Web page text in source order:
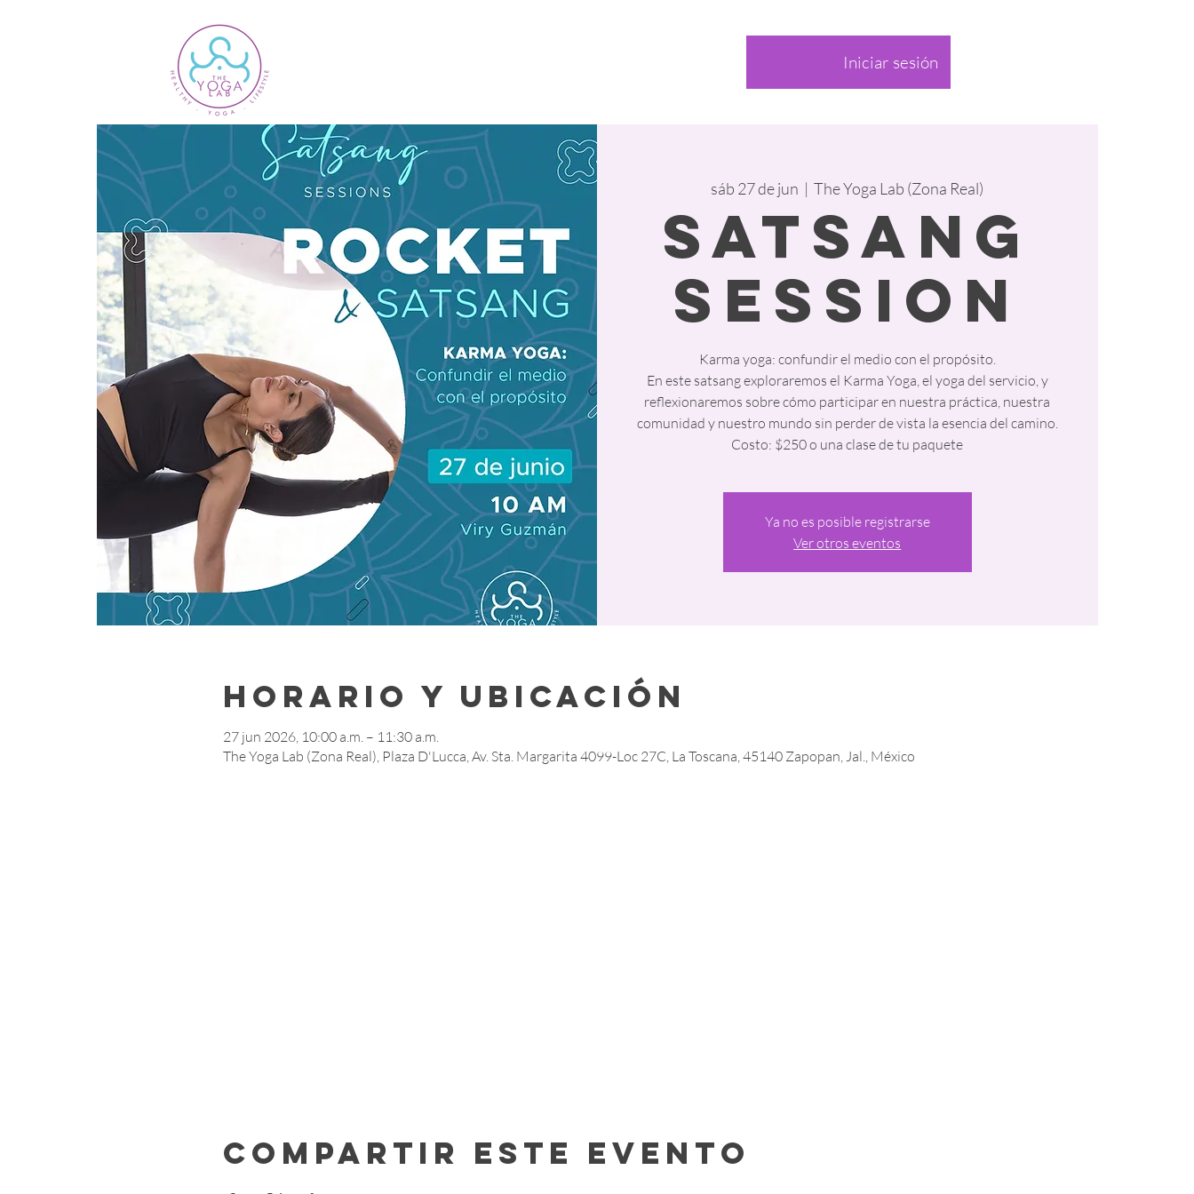
Iniciar sesión
sáb 27 de jun
  |
The Yoga Lab (Zona Real)
Satsang
Session
Karma yoga: confundir el medio con el propósito.
En este satsang exploraremos el Karma Yoga, el yoga del servicio, y
reflexionaremos sobre cómo participar en nuestra práctica, nuestra
comunidad y nuestro mundo sin perder de vista la esencia del camino.
Costo: $250 o una clase de tu paquete
Ya no es posible registrarse
Ver otros eventos
Horario y ubicación
27 jun 2026, 10:00 a.m. – 11:30 a.m.
The Yoga Lab (Zona Real), Plaza D'Lucca, Av. Sta. Margarita 4099-Loc 27C, La Toscana, 45140 Zapopan, Jal., México
Compartir este evento